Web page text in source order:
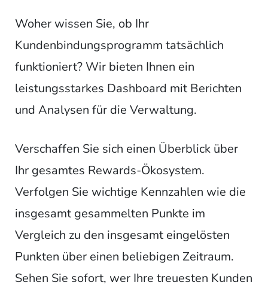
Woher wissen Sie, ob Ihr
Kundenbindungsprogramm tatsächlich
funktioniert? Wir bieten Ihnen ein
leistungsstarkes Dashboard mit Berichten
und Analysen für die Verwaltung.
Verschaffen Sie sich einen Überblick über
Ihr gesamtes Rewards-Ökosystem.
Verfolgen Sie wichtige Kennzahlen wie die
insgesamt gesammelten Punkte im
Vergleich zu den insgesamt eingelösten
Punkten über einen beliebigen Zeitraum.
Sehen Sie sofort, wer Ihre treuesten Kunden